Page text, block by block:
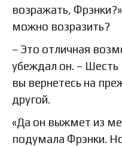
возражать,
можно возразить?
– Это отличная
убеждал он. – Шесть
вы вернетесь на
другой.
«Да он выжмет из
подумала Фрэнки.